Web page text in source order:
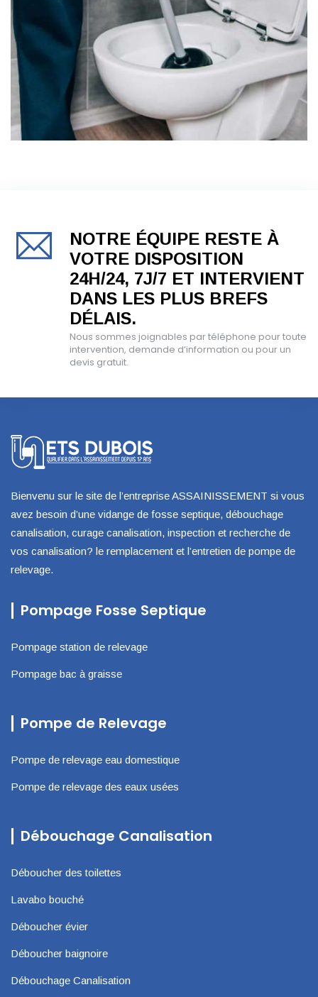
NOTRE ÉQUIPE RESTE À
VOTRE DISPOSITION
24H/24, 7J/7 ET INTERVIENT
DANS LES PLUS BREFS
DÉLAIS.
Nous sommes joignables par téléphone pour toute
intervention, demande d’information ou pour un
devis gratuit.
Bienvenu sur le site de l’entreprise ASSAINISSEMENT si vous
avez besoin d’une vidange de fosse septique, débouchage
canalisation, curage canalisation, inspection et recherche de
vos canalisation? le remplacement et l’entretien de pompe de
relevage.
Pompage Fosse Septique
Pompage station de relevage
Pompage bac à graisse
Pompe de Relevage
Pompe de relevage eau domestique
Pompe de relevage des eaux usées
Débouchage Canalisation
Déboucher des toilettes
Lavabo bouché
Déboucher évier
Déboucher baignoire
Débouchage Canalisation